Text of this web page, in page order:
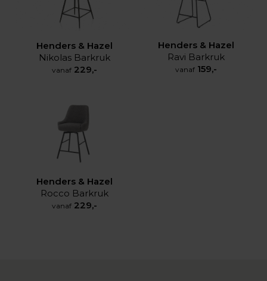
Henders & Hazel
Nikolas Barkruk
vanaf 229,-
Henders & Hazel
Ravi Barkruk
vanaf 159,-
Henders & Hazel
Rocco Barkruk
vanaf 229,-